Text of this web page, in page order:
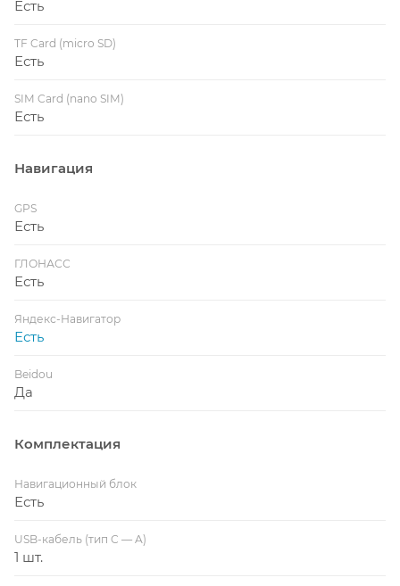
Есть
TF Card (micro SD)
Есть
SIM Card (nano SIM)
Есть
Навигация
GPS
Есть
ГЛОНАСС
Есть
Яндекс-Навигатор
Есть
Beidou
Да
Комплектация
Навигационный блок
Есть
USB-кабель (тип C — A)
1 шт.